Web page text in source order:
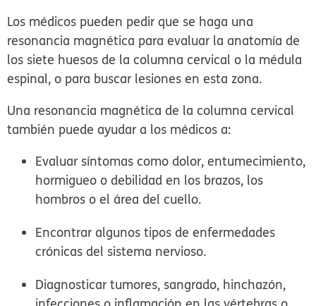
Los médicos pueden pedir que se haga una
resonancia magnética para evaluar la anatomía de
los siete huesos de la columna cervical o la médula
espinal, o para buscar lesiones en esta zona.
Una resonancia magnética de la columna cervical
también puede ayudar a los médicos a:
Evaluar síntomas como dolor, entumecimiento,
hormigueo o debilidad en los brazos, los
hombros o el área del cuello.
Encontrar algunos tipos de enfermedades
crónicas del sistema nervioso.
Diagnosticar tumores, sangrado, hinchazón,